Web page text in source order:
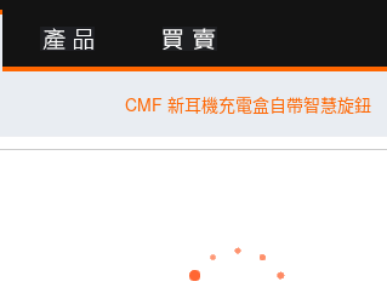
CMF 新耳機充電盒自帶智慧旋鈕